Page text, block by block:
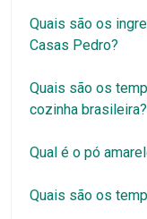
Quais são os
Casas Pedro?
Quais são os
cozinha brasileira?
Qual é o pó
Quais são os